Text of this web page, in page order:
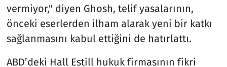
vermiyor," diyen Ghosh, telif yasalarının,
önceki eserlerden ilham alarak yeni bir katkı
sağlanmasını kabul ettiğini de hatırlattı.
ABD’deki Hall Estill hukuk firmasının fikri